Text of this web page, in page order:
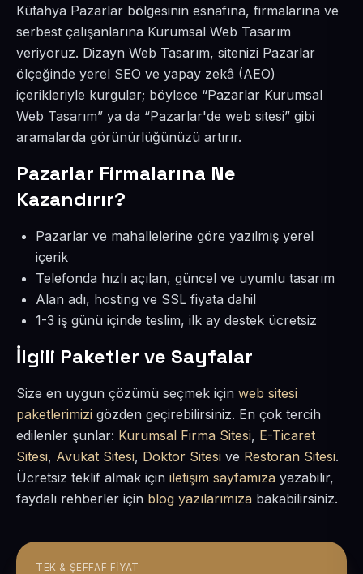
Kütahya Pazarlar bölgesinin esnafına, firmalarına ve
serbest çalışanlarına Kurumsal Web Tasarım
veriyoruz. Dizayn Web Tasarım, sitenizi Pazarlar
ölçeğinde yerel SEO ve yapay zekâ (AEO)
içerikleriyle kurgular; böylece “Pazarlar Kurumsal
Web Tasarım” ya da “Pazarlar'de web sitesi” gibi
aramalarda görünürlüğünüzü artırır.
Pazarlar Firmalarına Ne
Kazandırır?
Pazarlar ve mahallelerine göre yazılmış yerel
içerik
Telefonda hızlı açılan, güncel ve uyumlu tasarım
Alan adı, hosting ve SSL fiyata dahil
1-3 iş günü içinde teslim, ilk ay destek ücretsiz
İlgili Paketler ve Sayfalar
Size en uygun çözümü seçmek için web sitesi
paketlerimizi gözden geçirebilirsiniz. En çok tercih
edilenler şunlar: Kurumsal Firma Sitesi, E-Ticaret
Sitesi, Avukat Sitesi, Doktor Sitesi ve Restoran Sitesi.
Ücretsiz teklif almak için iletişim sayfamıza yazabilir,
faydalı rehberler için blog yazılarımıza bakabilirsiniz.
TEK & ŞEFFAF FIYAT